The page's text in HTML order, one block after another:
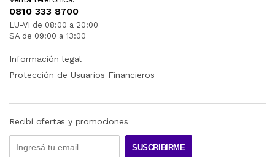
0810 333 8700
LU-VI de 08:00 a 20:00
SA de 09:00 a 13:00
Información legal
Protección de Usuarios Financieros
Recibí ofertas y promociones
SUSCRIBIRME